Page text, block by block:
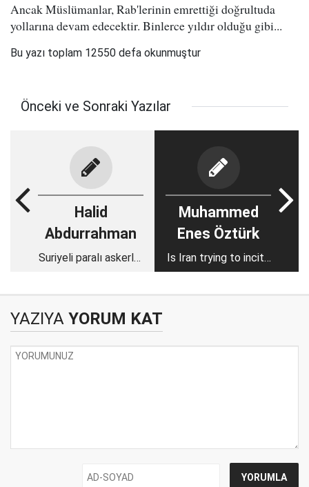
Ancak Müslümanlar, Rab'lerinin emrettiği doğrultuda
yollarına devam edecektir. Binlerce yıldır olduğu gibi...
Bu yazı toplam 12550 defa okunmuştur
Önceki ve Sonraki Yazılar
Halid
Abdurrahman
Suriyeli paralı askerler
Muhammed
Enes Öztürk
Is Iran trying to incite
a civil war in
YAZIYA YORUM KAT